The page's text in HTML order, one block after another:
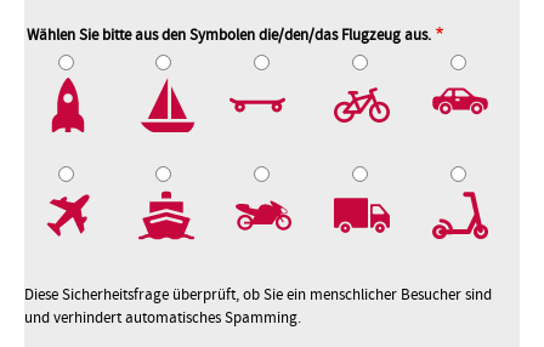
Wählen Sie bitte aus den Symbolen die/den/das Flugzeug aus.
Diese Sicherheitsfrage überprüft, ob Sie ein menschlicher Besucher sind
und verhindert automatisches Spamming.